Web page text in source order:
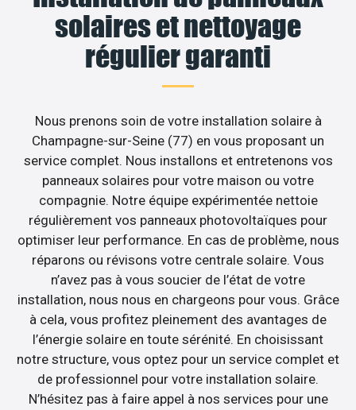
solaires et nettoyage
régulier garanti
Nous prenons soin de votre installation solaire à
Champagne-sur-Seine (77) en vous proposant un
service complet. Nous installons et entretenons vos
panneaux solaires pour votre maison ou votre
compagnie. Notre équipe expérimentée nettoie
régulièrement vos panneaux photovoltaïques pour
optimiser leur performance. En cas de problème, nous
réparons ou révisons votre centrale solaire. Vous
n’avez pas à vous soucier de l’état de votre
installation, nous nous en chargeons pour vous. Grâce
à cela, vous profitez pleinement des avantages de
l’énergie solaire en toute sérénité. En choisissant
notre structure, vous optez pour un service complet et
de professionnel pour votre installation solaire.
N’hésitez pas à faire appel à nos services pour une